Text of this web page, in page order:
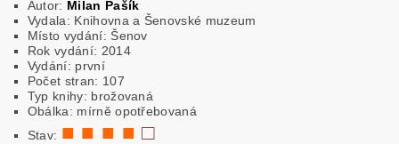
Autor: Milan Pašík
Vydala: Knihovna a Šenovské muzeum
Místo vydání: Šenov
Rok vydání: 2014
Vydání: první
Počet stran: 107
Typ knihy: brožovaná
Obálka: mírně opotřebovaná
Stav: ■ ■ ■ ■ □